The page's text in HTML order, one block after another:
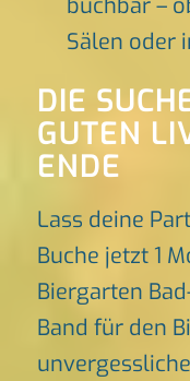
buchbar –
Sälen oder
DIE
GUTEN
ENDE
Lass deine
Buche jetzt 1
Biergarten
Band für den